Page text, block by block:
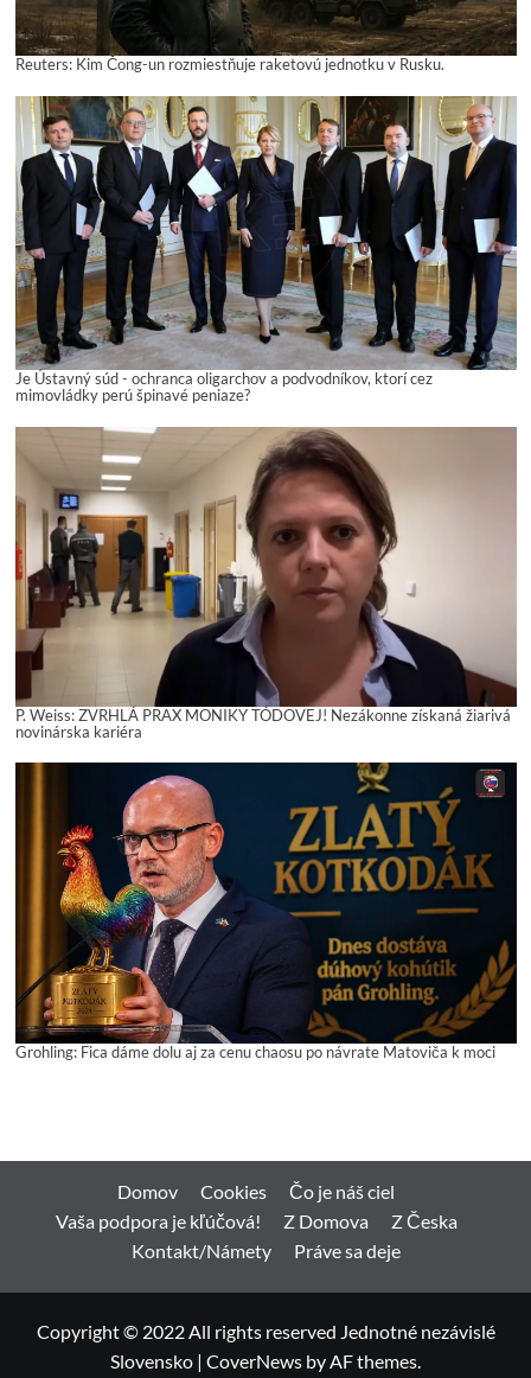
Reuters: Kim Čong-un rozmiestňuje raketovú jednotku v Rusku.
Je Ústavný súd - ochranca oligarchov a podvodníkov, ktorí cez
mimovládky perú špinavé peniaze?
P. Weiss: ZVRHLÁ PRAX MONIKY TÓDOVEJ! Nezákonne získaná žiarivá
novinárska kariéra
Grohling: Fica dáme dolu aj za cenu chaosu po návrate Matoviča k moci
Domov Cookies
Čo je náš ciel
Vaša podpora je kľúčová!
Z Domova
Z Česka
Kontakt/Námety
Práve sa deje
Copyright © 2022 All rights reserved Jednotné nezávislé
Slovensko | CoverNews by AF themes.